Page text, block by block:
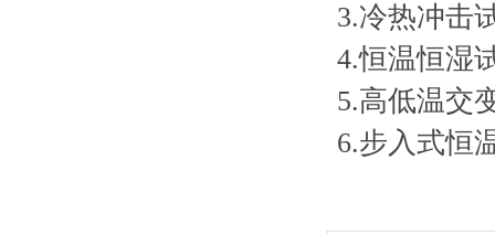
3.冷热冲击
4.恒温恒湿
5.高低温交
6.步入式恒